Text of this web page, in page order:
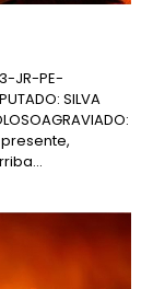
JR-PE-
SILVA
presente,